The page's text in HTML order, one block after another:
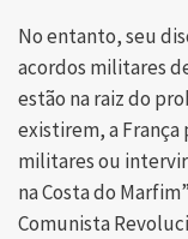
No entanto, seu
acordos militares
estão na raiz do
existirem, a França
militares ou
na Costa do
Comunista